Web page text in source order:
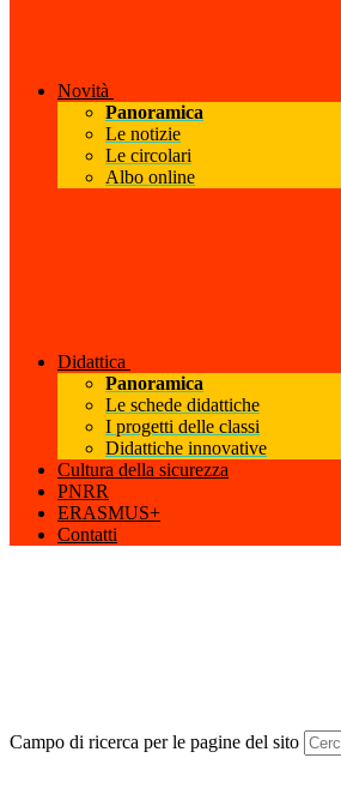
Novità
Panoramica
Le notizie
Le circolari
Albo online
Didattica
Panoramica
Le schede didattiche
I progetti delle classi
Didattiche innovative
Cultura della sicurezza
PNRR
ERASMUS+
Contatti
Campo di ricerca per le pagine del sito